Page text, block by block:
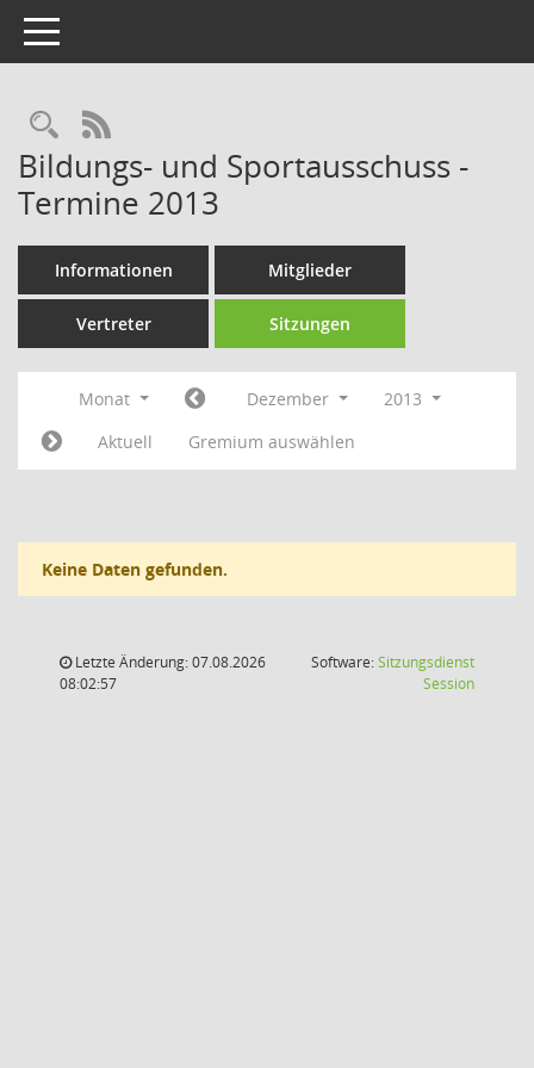
Toggle navigation
Rechercheauswahl
RSS-Feed
Bildungs- und Sportausschuss -
Termine 2013
Informationen Mitglieder
Vertreter Sitzungen
Monat Dezember
2013
Aktuell
Gremium auswählen
Keine Daten gefunden.
Letzte Änderung: 07.08.2026
08:02:57
Software:Sitzungsdienst
Session(Wird in